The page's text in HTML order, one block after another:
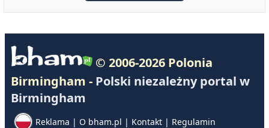
© 2006-2026 Polonia
Birmingham - Polski niezależny portal w
Birmingham
Reklama | O bham.pl | Kontakt| Regulamin